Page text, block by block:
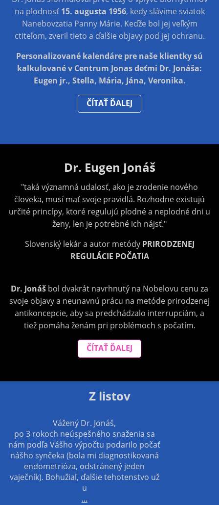
na plodnosť 15. augusta 1956, kedy slávime sviatok
Nanebovzatia Panny Márie. Keďže bol jej veľkým
ctiteľom, zveril tieto a ďalšie objavy pod jej ochranu.
Personalizované kalendáre pre naše klientky sú
kalkulované v Centrum Jonas deťmi Dr. Jonáša:
Eugen jr., Stella, Mária, Jána, Veronika.
ČÍTAŤ ĎALEJ
Dr. Eugen Jonáš
"taká významná udalosť, ako je zrodenie nového
človeka, musí mať svoje pravidlá. Rozhodne existujú
určité princípy, ktoré regulujú plodné a neplodné dni u
ženy, len je potrebné ich nájsť."
Slovenský lekár a autor metódy PRIRODZENEJ
REGULÁCIE POČATIA
Dr. Jonáš bol dvakrát navrhnutý na Nobelovu cenu za
svoje objavy a neunavnú prácu na metóde prirodzenej
antikoncepcie, aby sa predchádzalo interrupciám, a
tiež pomáha ženám pri problémoch s počatím.
ČÍTAŤ ĎALEJ
Z listov
Vážený Dr. Jonáš,
po 3 rokoch neúspešného snaženia sa
nám podľa Vášho výpočtu podarilo počať
nášho synčeka (bola mi diagnostikovaná
endometrióza, odstránený jeden
vaječník). Bohužiaľ, ďalšie tehotenstvo už
u
...